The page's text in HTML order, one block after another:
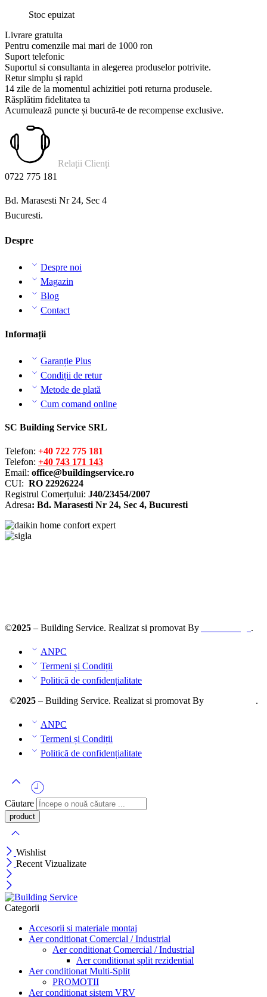
Stoc epuizat
Livrare gratuita
Pentru comenzile mai mari de 1000 ron
Suport telefonic
Suportul si consultanta in alegerea produselor potrivite.
Retur simplu și rapid
14 zile de la momentul achizitiei poti returna produsele.
Răsplătim fidelitatea ta
Acumulează puncte și bucură-te de recompense exclusive.
Relații Clienți
0722 775 181
Bd. Marasesti Nr 24, Sec 4
Bucuresti.
Despre
Despre noi
Magazin
Blog
Contact
Informații
Garanție Plus
Condiții de retur
Metode de plată
Cum comand online
SC Building Service SRL
Telefon: +40 722 775 181
Telefon: +40 743 171 143
Email: office@buildingservice.ro
CUI: RO 22926224
Registrul Comerțului: J40/23454/2007
Adresa: Bd. Marasesti Nr 24, Sec 4, Bucuresti
©2025 – Building Service. Realizat si promovat By .
ANPC
Termeni și Condiții
Politică de confidențialitate
©2025– Building Service. Realizat si promovat By .
ANPC
Termeni și Condiții
Politică de confidențialitate
Căutare
Wishlist
Recent Vizualizate
Categorii
Accesorii si materiale montaj
Aer conditionat Comercial / Industrial
Aer conditionat Comercial / Industrial
Aer conditionat split rezidential
Aer conditionat Multi-Split
PROMOTII
Aer conditionat sistem VRV